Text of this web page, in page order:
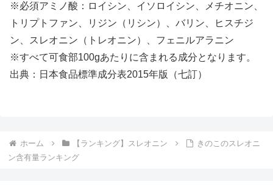
※必須アミノ酸：ロイシン、イソロイシン、メチオニン、
トリプトファン、リジン（リシン）、バリン、ヒスチジ
ン、スレオニン（トレオニン）、フェニルアラニン
※すべて可食部100gあたりに含まれる成分となります。
出典：日本食品標準成分表2015年版（七訂）
ホーム 【ランキング】スレオニン
きのこのスレオニ
ン含有量ランキング